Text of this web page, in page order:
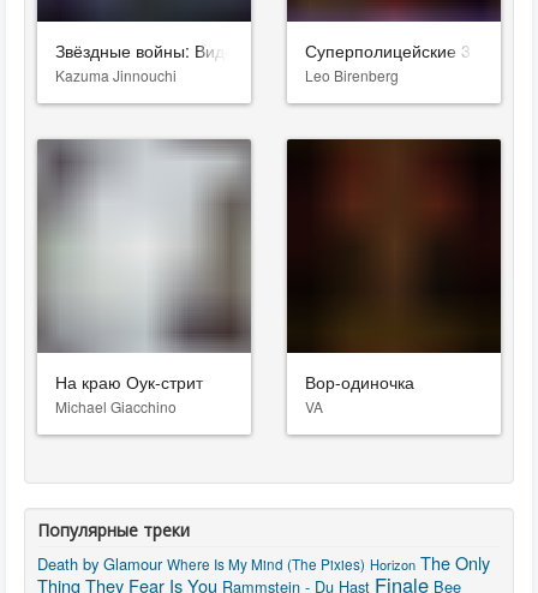
Звёздные войны: Видения. Девятый джедай
Kazuma Jinnouchi
Суперполицейские 3
Leo Birenberg
На краю Оук-стрит
Michael Giacchino
Вор-одиночка
VA
Популярные треки
Death by Glamour Where Is My Mind (The Pixies) Horizon The Only
Thing They Fear Is You Rammstein - Du Hast Finale Bee